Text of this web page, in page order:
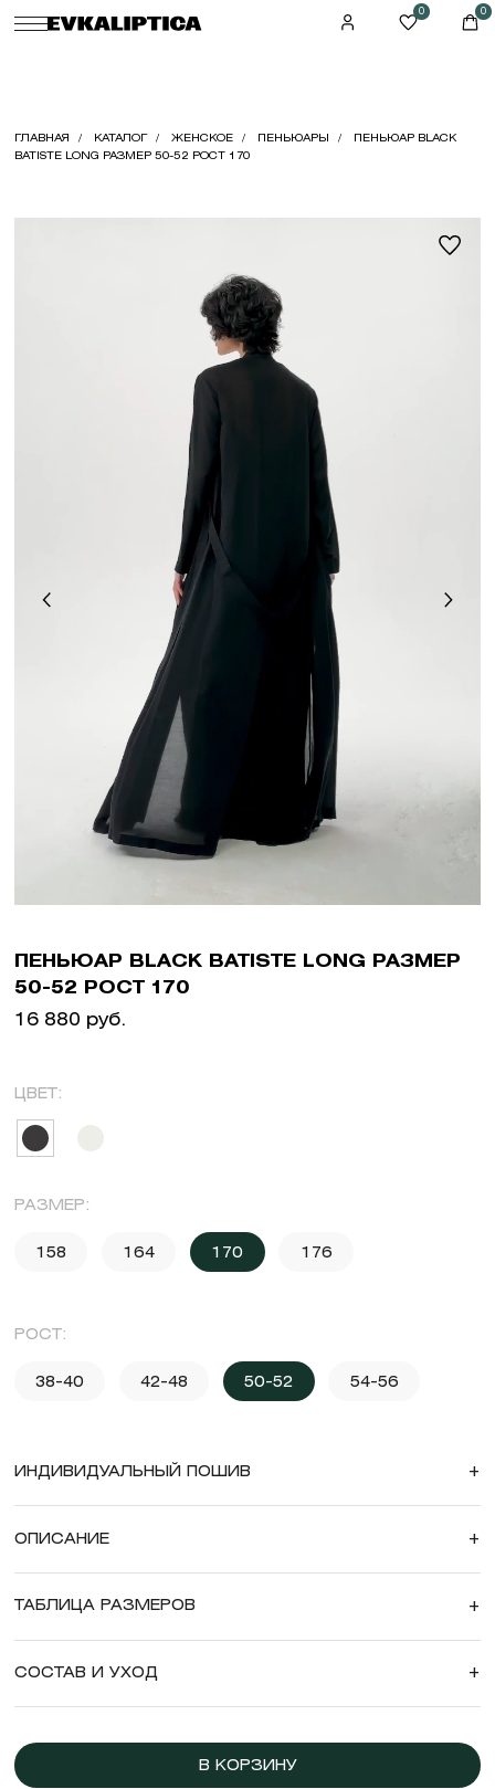
0 0
ГЛАВНАЯ КАТАЛОГ ЖЕНСКОЕ ПЕНЬЮАРЫ
ПЕНЬЮАР BLACK
BATISTE LONG РАЗМЕР 50-52 РОСТ 170
ПЕНЬЮАР BLACK BATISTE LONG РАЗМЕР
50-52 РОСТ 170
16 880 руб.
ЦВЕТ:
РАЗМЕР:
158 164 170 176
РОСТ:
38-40 42-48 50-52 54-56
ИНДИВИДУАЛЬНЫЙ ПОШИВ +
ОПИСАНИЕ +
ТАБЛИЦА РАЗМЕРОВ +
СОСТАВ И УХОД +
В КОРЗИНУ